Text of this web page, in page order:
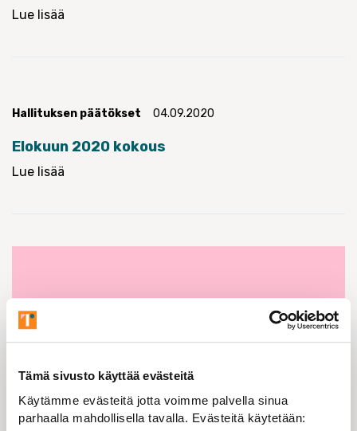
Tämä sivusto käyttää evästeitä
Käytämme evästeitä jotta voimme palvella sinua
parhaalla mahdollisella tavalla. Evästeitä käytetään:
Lue lisää
Hallituksen päätökset 04.09.2020
Elokuun 2020 kokous
Lue lisää